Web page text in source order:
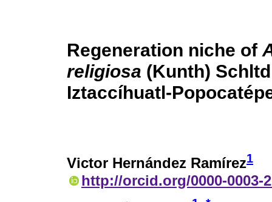
Regeneration niche of
religiosa (Kunth)
Iztaccíhuatl-
Victor Hernández Ramírez1
http://orcid.org/0000-0003-